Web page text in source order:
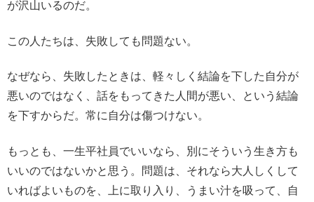
が沢山いるのだ。
この人たちは、失敗しても問題ない。
なぜなら、失敗したときは、軽々しく結論を下した自分が
悪いのではなく、話をもってきた人間が悪い、という結論
を下すからだ。常に自分は傷つけない。
もっとも、一生平社員でいいなら、別にそういう生き方も
いいのではないかと思う。問題は、それなら大人しくして
いればよいものを、上に取り入り、うまい汁を吸って、自